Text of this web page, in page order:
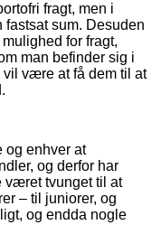
fragt, men i
fastsat sum. Desuden
for fragt,
man befinder sig i
være at få dem til at
og enhver at
og derfor har
været tvunget til at
– til juniorer, og
og endda nogle